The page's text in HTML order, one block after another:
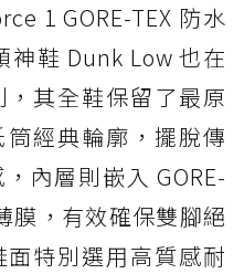
1 GORE-TEX 防水
神鞋 Dunk Low 也在
其全鞋保留了最原
經典輪廓，擺脫傳
內層則嵌入 GORE-
膜，有效確保雙腳絕
特別選用高質感耐